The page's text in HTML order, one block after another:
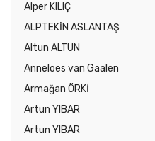
Alper KILIÇ
ALPTEKİN ASLANTAŞ
Altun ALTUN
Anneloes van Gaalen
Armağan ÖRKİ
Artun YIBAR
Artun YIBAR